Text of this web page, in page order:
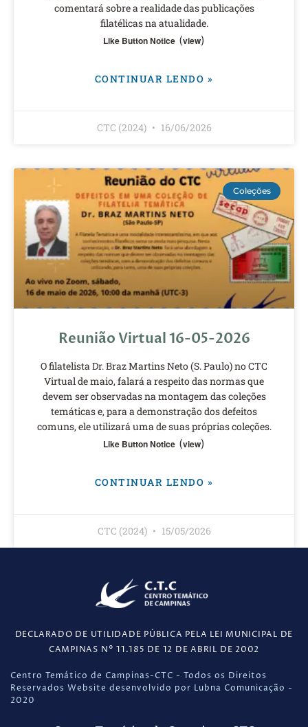
comentará sobre a realidade das publicações
filatélicas na atualidade.
Like Button Notice (view)
CONTINUAR LENDO »
CTC (2024) 16/06/2026
Coleções
Reunião Virtual 16-05-2026
O filatelista Dr. Braz Martins Neto (S. Paulo) no CTC
Virtual de maio, falará a respeito das normas que
devem ser observadas na montagem das coleções
temáticas e, para a demonstração dos defeitos
comuns, ele utilizará uma de suas próprias coleções.
Like Button Notice (view)
CONTINUAR LENDO »
CTC (2024) 15/05/2026
DECLARADO DE UTILIDADE PÚBLICA PELA LEI MUNICIPAL DE
CAMPINAS N° 11.185 DE 12 DE ABRIL DE 2002
Centro Temático de Campinas-CTC - Todos os Direitos
Reservados Website desenvolvido por Lubna Comunicação -
2020